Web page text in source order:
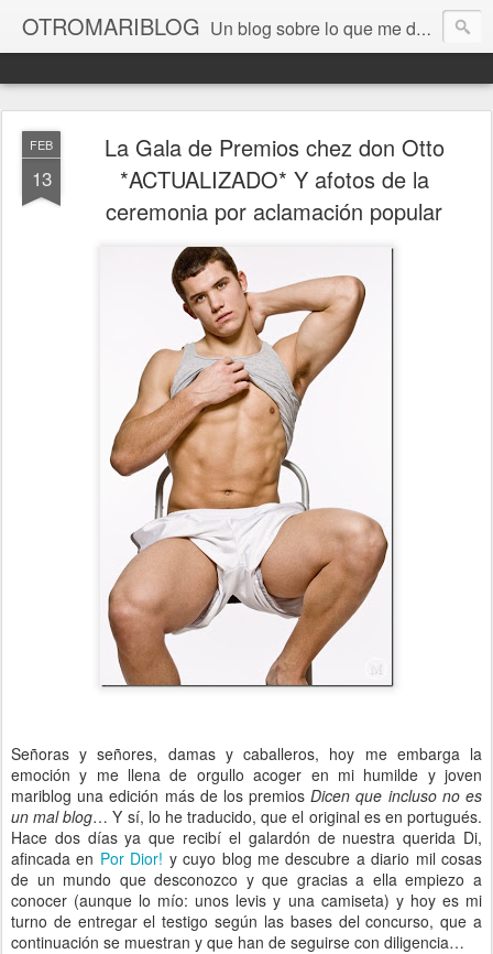
OTROMARIBLOG Un blog sobre lo que me da la gana, así en general, desde lo personal a cuestiones LGTB, vamos, mis mariconadas y esas cosas del Orgullo, la reivindicación y, en general, de reclamar las cosas que son justas y que cada cual haga lo que le venga en gana siempre que no moleste al vecino; cosas que ver, visitar... algún viaje... de todo un poco. Ah, y aquí a las chivatas no las queremos ver ni en pintura.
FEB
13
La Gala de Premios chez don Otto
*ACTUALIZADO* Y afotos de la
ceremonia por aclamación popular
Señoras y señores, damas y caballeros, hoy me embarga la
emoción y me llena de orgullo acoger en mi humilde y joven
mariblog una edición más de los premiosDicen que incluso no es
un mal blog… Y sí, lo he traducido, que el original es en portugués.
Hace dos días ya que recibí el galardón de nuestra querida Di,
afincada en Por Dior! y cuyo blog me descubre a diario mil cosas
de un mundo que desconozco y que gracias a ella empiezo a
conocer (aunque lo mío: unos levis y una camiseta) y hoy es mi
turno de entregar el testigo según las bases del concurso, que a
continuación se muestran y que han de seguirse con diligencia…